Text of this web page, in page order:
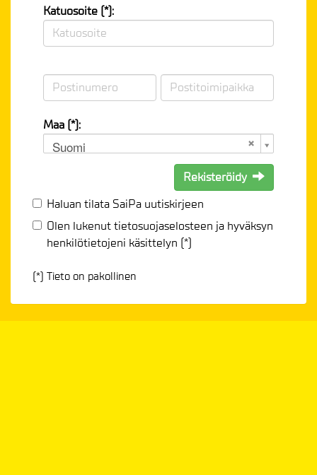
Katuosoite (*):
Maa (*):
Suomi
Rekisteröidy
Haluan tilata SaiPa uutiskirjeen
Olen lukenuttietosuojaselosteen ja hyväksyn
henkilötietojeni käsittelyn (*)
(*) Tieto on pakollinen